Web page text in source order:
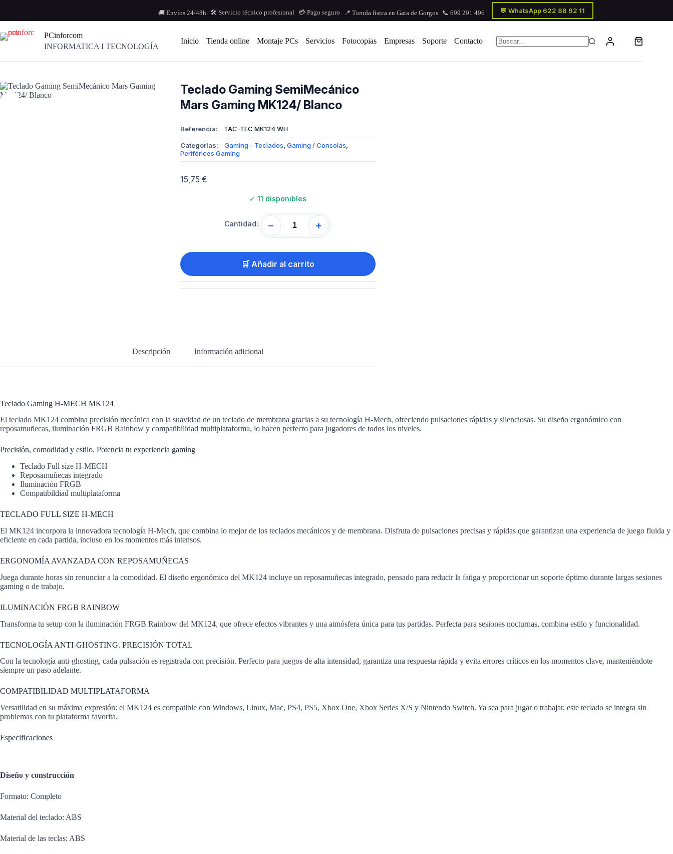
contenido
🚚 Envíos 24/48h 🛠️ Servicio técnico profesional 💳 Pago seguro 📍 Tienda física en Gata de Gorgos 📞 699 291 496 💬 WhatsApp 622 88 92 11
PCinforcom
INFORMATICA I TECNOLOGÍA
Inicio Tienda online Montaje PCs Servicios Fotocopias Empresas Soporte
Contacto
resultados
Carro
compra
Teclado Gaming SemiMecánico
Mars Gaming MK124/ Blanco
Referencia: TAC-TEC MK124 WH
Categorías: Gaming - Teclados Gaming / Consolas
Periféricos Gaming
15,75 €
✓ 11 disponibles
Cantidad: − +
🛒 Añadir al carrito
Descripción Información adicional
Teclado Gaming H-MECH MK124
El teclado MK124 combina precisión mecánica con la suavidad de un teclado de membrana gracias a su tecnología H-Mech, ofreciendo pulsaciones rápidas y silenciosas. Su diseño ergonómico con
reposamuñecas, iluminación FRGB Rainbow y compatibilidad multiplataforma, lo hacen perfecto para jugadores de todos los niveles.
Precisión, comodidad y estilo. Potencia tu experiencia gaming
Teclado Full size H-MECH
Reposamuñecas integrado
Iluminación FRGB
Compatibildiad multiplataforma
TECLADO FULL SIZE H-MECH
El MK124 incorpora la innovadora tecnología H-Mech, que combina lo mejor de los teclados mecánicos y de membrana. Disfruta de pulsaciones precisas y rápidas que garantizan una experiencia de juego fluida y
eficiente en cada partida, incluso en los momentos más intensos.
ERGONOMÍA AVANZADA CON REPOSAMUÑECAS
Juega durante horas sin renunciar a la comodidad. El diseño ergonómico del MK124 incluye un reposamuñecas integrado, pensado para reducir la fatiga y proporcionar un soporte óptimo durante largas sesiones
gaming o de trabajo.
ILUMINACIÓN FRGB RAINBOW
Transforma tu setup con la iluminación FRGB Rainbow del MK124, que ofrece efectos vibrantes y una atmósfera única para tus partidas. Perfecta para sesiones nocturnas, combina estilo y funcionalidad.
TECNOLOGÍA ANTI-GHOSTING. PRECISIÓN TOTAL
Con la tecnología anti-ghosting, cada pulsación es registrada con precisión. Perfecto para juegos de alta intensidad, garantiza una respuesta rápida y evita errores críticos en los momentos clave, manteniéndote
siempre un paso adelante.
COMPATIBILIDAD MULTIPLATAFORMA
Versatilidad en su máxima expresión: el MK124 es compatible con Windows, Linux, Mac, PS4, PS5, Xbox One, Xbox Series X/S y Nintendo Switch. Ya sea para jugar o trabajar, este teclado se integra sin
problemas con tu plataforma favorita.
Especificaciones
Diseño y construcción
Formato: Completo
Material del teclado: ABS
Material de las teclas: ABS